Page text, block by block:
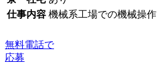
仕事内容 機械系工場での機械操
無料電話で
応募